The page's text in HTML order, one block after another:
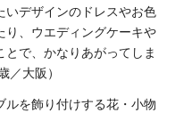
いデザインのドレスやお色
、ウエディングケーキや
で、かなりあがってしま
大阪）
ルを飾り付けする花・小物